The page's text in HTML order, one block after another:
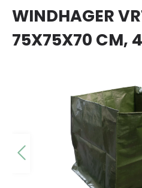
WINDHAGER
75X75X70 CM,